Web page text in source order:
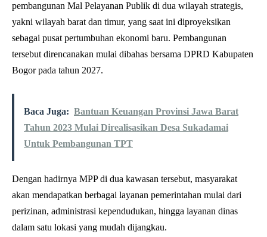
pembangunan Mal Pelayanan Publik di dua wilayah strategis,
yakni wilayah barat dan timur, yang saat ini diproyeksikan
sebagai pusat pertumbuhan ekonomi baru. Pembangunan
tersebut direncanakan mulai dibahas bersama DPRD Kabupaten
Bogor pada tahun 2027.
Baca Juga: Bantuan Keuangan Provinsi Jawa Barat
Tahun 2023 Mulai Direalisasikan Desa Sukadamai
Untuk Pembangunan TPT
Dengan hadirnya MPP di dua kawasan tersebut, masyarakat
akan mendapatkan berbagai layanan pemerintahan mulai dari
perizinan, administrasi kependudukan, hingga layanan dinas
dalam satu lokasi yang mudah dijangkau.